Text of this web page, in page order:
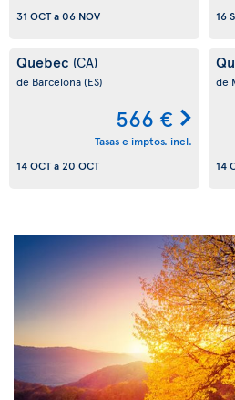
31 OCTa06 NOV
16
Quebec (CA)
de Barcelona(ES)
566 €
Tasas e imptos. incl.
14 OCTa20 OCT
de
14